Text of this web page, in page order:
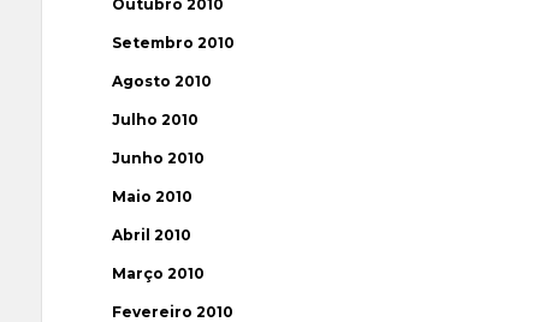
Outubro 2010
Setembro 2010
Agosto 2010
Julho 2010
Junho 2010
Maio 2010
Abril 2010
Março 2010
Fevereiro 2010